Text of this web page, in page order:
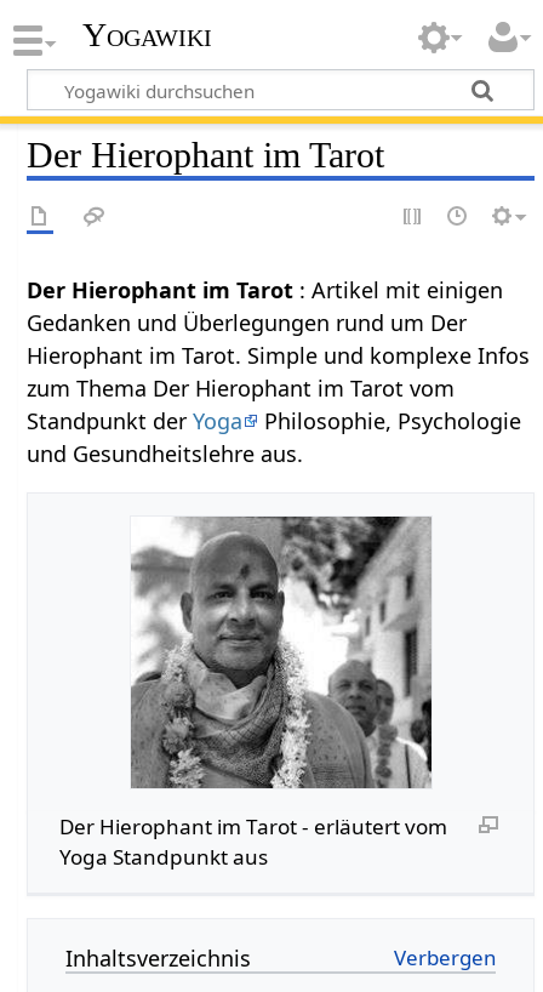
Yogawiki
Der Hierophant im Tarot
Der Hierophant im Tarot : Artikel mit einigen
Gedanken und Überlegungen rund um Der
Hierophant im Tarot. Simple und komplexe Infos
zum Thema Der Hierophant im Tarot vom
Standpunkt derYoga
Philosophie, Psychologie
und Gesundheitslehre aus.
Der Hierophant im Tarot - erläutert vom
Yoga Standpunkt aus
Inhaltsverzeichnis